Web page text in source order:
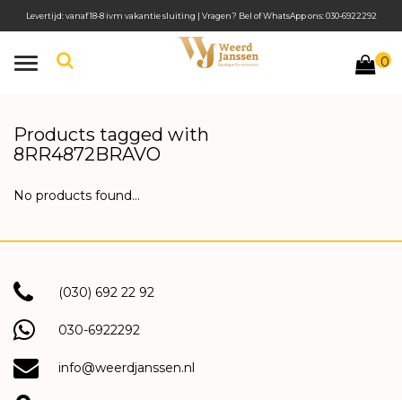
Toggle
0
Levertijd: vanaf 18-8 ivm vakantie sluiting | Vragen? Bel of WhatsApp ons: 030-6922292
Products tagged with
8RR4872BRAVO
No products found...
(030) 692 22 92
030-6922292
info@weerdjanssen.nl